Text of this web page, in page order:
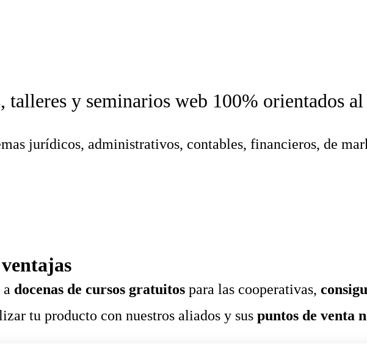
talleres y seminarios web 100% orientados
jurídicos, administrativos, contables, financieros, de
docenas de cursos gratuitos para las cooperativas,
tu producto con nuestros aliados y sus puntos de venta